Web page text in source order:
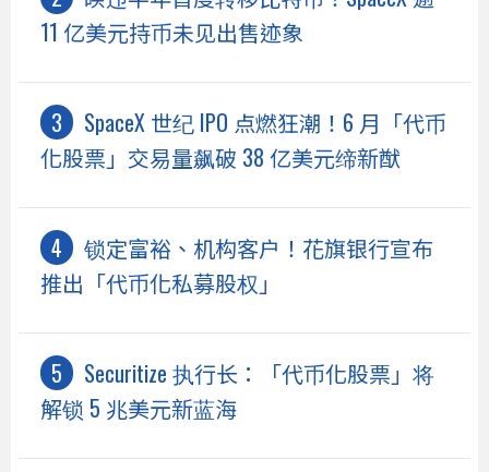
11 亿美元持币未见出售迹象
SpaceX 世纪 IPO 点燃狂潮！6 月「代币
化股票」交易量飙破 38 亿美元缔新猷
锁定富裕、机构客户！花旗银行宣布
推出「代币化私募股权」
Securitize 执行长：「代币化股票」将
解锁 5 兆美元新蓝海